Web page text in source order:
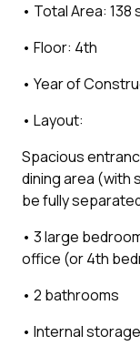
• Total Area: 138
• Floor: 4th
• Year of
• Layout:
Spacious
dining area (with
be fully
• 3 large
office (or 4th
• 2 bathrooms
• Internal